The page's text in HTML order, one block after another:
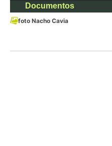
Documentos
foto Nacho Cavia